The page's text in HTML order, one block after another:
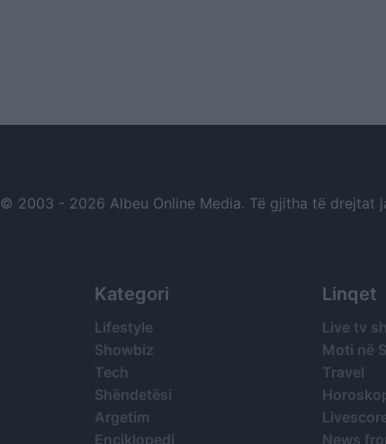
© 2003 - 2026 Albeu Online Media. Të gjitha të drejtat
Kategori
Lifestyle
Showbiz
Tech
Shëndetësi
Argetim
Enciklopedi
Linqet
Live tv
Moti në
Travel
News